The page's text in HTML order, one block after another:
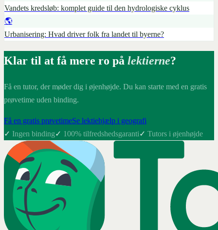
Vandets kredsløb: komplet guide til den hydrologiske cyklus
🌎
Urbanisering: Hvad driver folk fra landet til byerne?
Klar til at få mere ro på lektierne?
Få en tutor, der møder dig i øjenhøjde. Du kan starte med en gratis
prøvetime uden binding.
Få en gratis prøvetimeSe lektiehjælp i geografi
✓ Ingen binding✓ 100% tilfredshedsgaranti✓ Tutors i øjenhøjde